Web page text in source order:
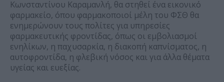
Κωνσταντίνου Καραμανλή, θα στηθεί ένα εικονικό
φαρμακείο, όπου φαρμακοποιοί μέλη του ΦΣΘ θα
ενημερώνουν τους πολίτες για υπηρεσίες
φαρμακευτικής φροντίδας, όπως οι εμβολιασμοί
ενηλίκων, η παχυσαρκία, η διακοπή καπνίσματος, η
αυτοφροντίδα, η φλεβική νόσος και για άλλα θέματα
υγείας και ευεξίας.